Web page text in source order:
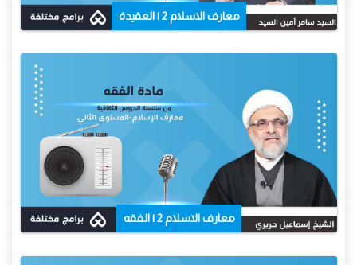
معارف الاسلام 2 | العقيدة
معارف الاسلام 2 | الفقه